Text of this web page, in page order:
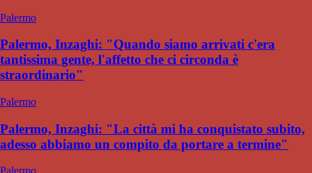
Palermo
Palermo, Inzaghi: "Quando siamo arrivati c'era
tantissima gente, l'affetto che ci circonda è
straordinario"
Palermo
Palermo, Inzaghi: "La città mi ha conquistato subito,
adesso abbiamo un compito da portare a termine"